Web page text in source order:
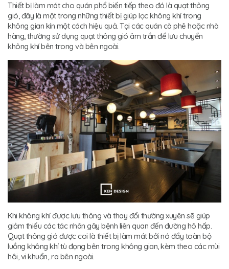
Thiết bị làm mát cho quán phổ biến tiếp theo đó là quạt thông
gió, đây là một trong những thiết bị giúp lọc không khí trong
không gian kín một cách hiệu quả. Tại các quán cà phê hoặc nhà
hàng, thường sử dụng quạt thông gió âm trần để lưu chuyển
không khí bên trong và bên ngoài.
Khi không khí được lưu thông và thay đổi thường xuyên sẽ giúp
giảm thiểu các tác nhân gây bệnh liên quan đến đường hô hấp.
Quạt thông gió được coi là thiết bị làm mát bởi nó đẩy toàn bộ
luồng không khí tù đọng bên trong không gian, kèm theo các mùi
hôi, vi khuẩn,..ra bên ngoài.